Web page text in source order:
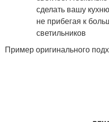
Пример оригинального